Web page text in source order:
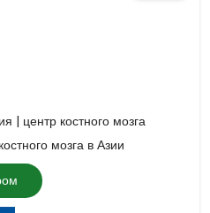
| центр костного мозга
мозга в Азии